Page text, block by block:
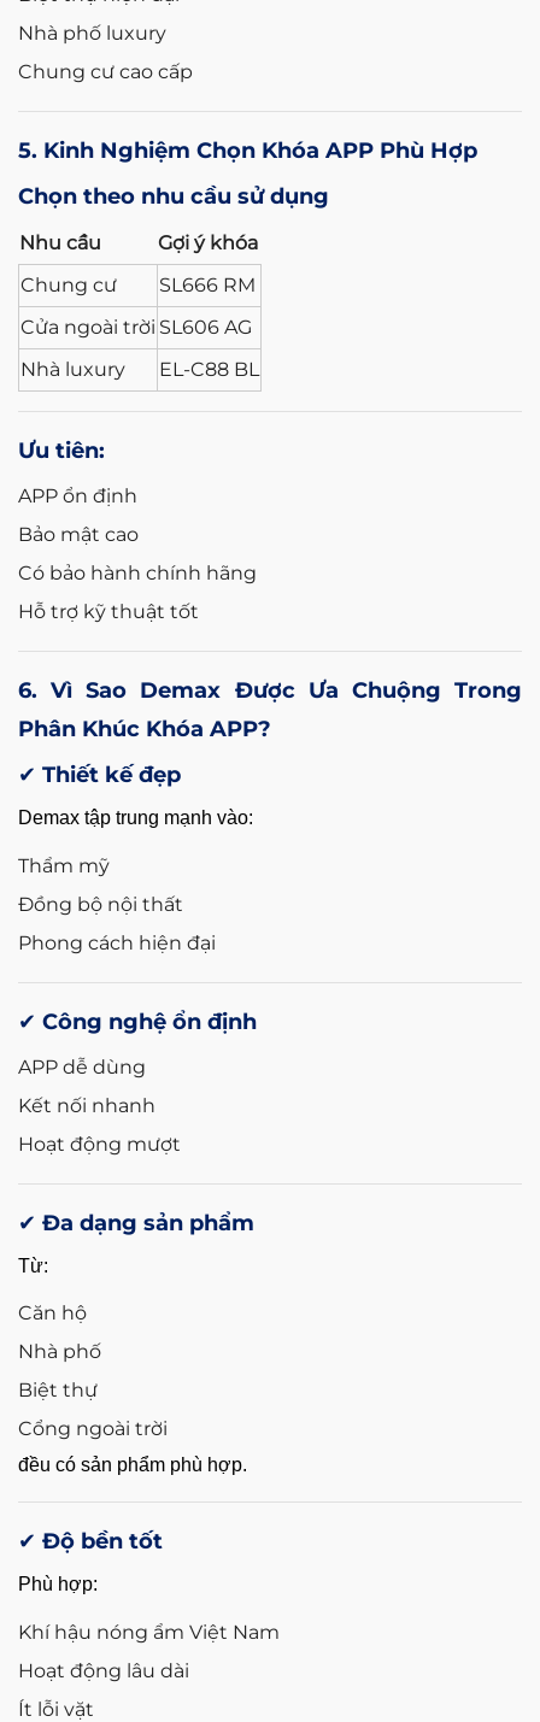
Nhà phố luxury
Chung cư cao cấp
5. Kinh Nghiệm Chọn Khóa APP Phù Hợp
Chọn theo nhu cầu sử dụng
Nhu cầu
Gợi ý khóa
Chung cư
SL666 RM
Cửa ngoài trời SL606 AG
Nhà luxury
EL-C88 BL
Ưu tiên:
APP ổn định
Bảo mật cao
Có bảo hành chính hãng
Hỗ trợ kỹ thuật tốt
6. Vì Sao Demax Được Ưa Chuộng Trong
Phân Khúc Khóa APP?
✔ Thiết kế đẹp
Demax tập trung mạnh vào:
Thẩm mỹ
Đồng bộ nội thất
Phong cách hiện đại
✔ Công nghệ ổn định
APP dễ dùng
Kết nối nhanh
Hoạt động mượt
✔ Đa dạng sản phẩm
Từ:
Căn hộ
Nhà phố
Biệt thự
Cổng ngoài trời
đều có sản phẩm phù hợp.
✔ Độ bền tốt
Phù hợp:
Khí hậu nóng ẩm Việt Nam
Hoạt động lâu dài
Ít lỗi vặt